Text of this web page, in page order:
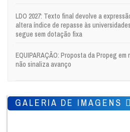
LDO 2027: Texto final devolve a
altera índice de repasse às
segue sem dotação fixa
EQUIPARAÇÃO: Proposta da Propeg
não sinaliza avanço
GALERIA DE IMAGENS